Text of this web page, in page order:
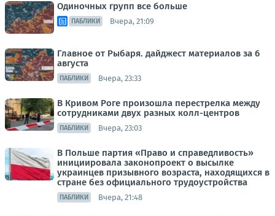
Одиночных групп все больше
ПАБЛИКИ Вчера, 21:09
Главное от Рыбаря. дайджест материалов за 6
августа
ПАБЛИКИ Вчера, 23:33
В Кривом Роге произошла перестрелка между
сотрудниками двух разных колл-центров
ПАБЛИКИ Вчера, 23:03
В Польше партия «Право и справедливость»
инициировала законопроект о высылке
украинцев призывного возраста, находящихся в
стране без официального трудоустройства
ПАБЛИКИ Вчера, 21:48